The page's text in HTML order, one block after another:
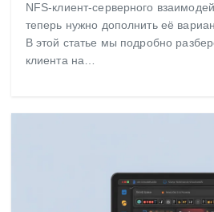
NFS-клиент-серверного
теперь нужно дополнить её
В этой статье мы подробно
клиента на…